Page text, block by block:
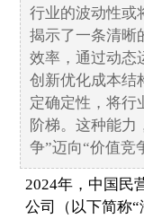
行业的波动性或
揭示了一条清晰
效率，通过动态
创新优化成本结
定确定性，将行
阶梯。这种能力
争”迈向“价值竞
2024年，中国民
公司（以下简称“